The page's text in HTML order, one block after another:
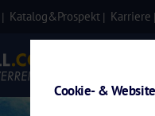
Katalog&Prospekt Karriere
Cookie- &